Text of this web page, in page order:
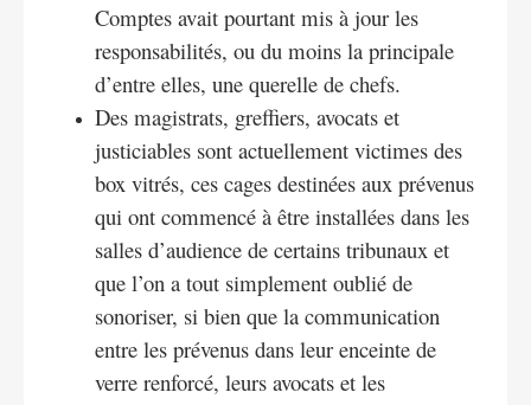
Comptes avait pourtant mis à jour les
responsabilités, ou du moins la principale
d’entre elles, une querelle de chefs.
Des magistrats, greffiers, avocats et
justiciables sont actuellement victimes des
box vitrés, ces cages destinées aux prévenus
qui ont commencé à être installées dans les
salles d’audience de certains tribunaux et
que l’on a tout simplement oublié de
sonoriser, si bien que la communication
entre les prévenus dans leur enceinte de
verre renforcé, leurs avocats et les